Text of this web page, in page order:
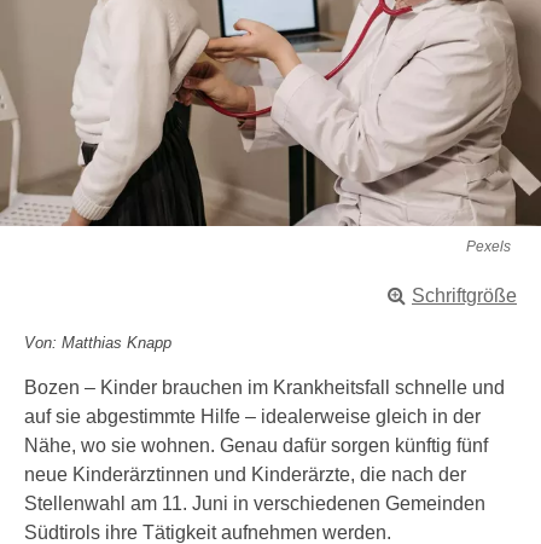
Pexels
Schriftgröße
Von: Matthias Knapp
Bozen – Kinder brauchen im Krankheitsfall schnelle und
auf sie abgestimmte Hilfe – idealerweise gleich in der
Nähe, wo sie wohnen. Genau dafür sorgen künftig fünf
neue Kinderärztinnen und Kinderärzte, die nach der
Stellenwahl am 11. Juni in verschiedenen Gemeinden
Südtirols ihre Tätigkeit aufnehmen werden.